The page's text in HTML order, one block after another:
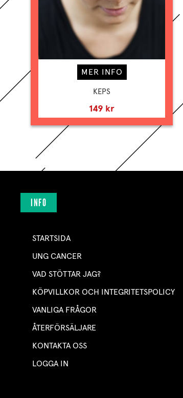
MER INFO
KEPS
149 kr
INFO
STARTSIDA
UNG CANCER
VAD STÖTTAR JAG?
KÖPVILLKOR OCH INTEGRITETSPOLICY
VANLIGA FRÅGOR
ÅTERFÖRSÄLJARE
KONTAKTA OSS
LOGGA IN